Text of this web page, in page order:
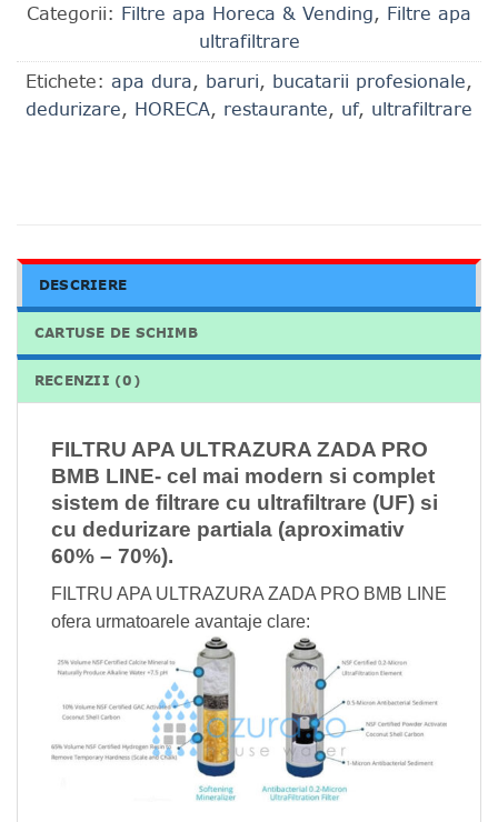
Categorii: Filtre apa Horeca & Vending, Filtre apa
ultrafiltrare
Etichete: apa dura, baruri, bucatarii profesionale,
dedurizare, HORECA, restaurante, uf, ultrafiltrare
DESCRIERE
CARTUSE DE SCHIMB
RECENZII (0)
FILTRU APA ULTRAZURA ZADA PRO
BMB LINE- cel mai modern si complet
sistem de filtrare cu ultrafiltrare (UF) si
cu dedurizare partiala (aproximativ
60% – 70%).
FILTRU APA ULTRAZURA ZADA PRO BMB LINE
ofera urmatoarele avantaje clare: